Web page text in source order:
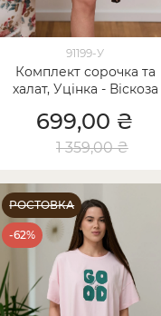
91199-У
Комплект сорочка та
халат, Уцінка - Віскоза
699,00 ₴
1 359,00 ₴
РОСТОВКА
-62%